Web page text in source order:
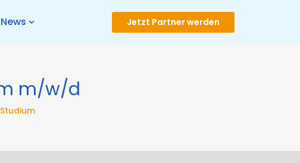
News Jetzt Partner werden
m/w/d